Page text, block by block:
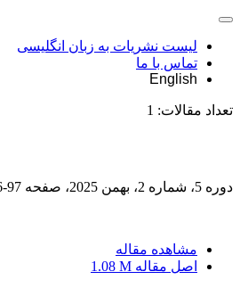
لیست نشریات به زبان انگلیسی
تماس با ما
English
تعداد مقالات: 1
دوره 5، شماره 2، بهمن 2025، صفحه 97-106
مشاهده مقاله
اصل مقاله 1.08 M